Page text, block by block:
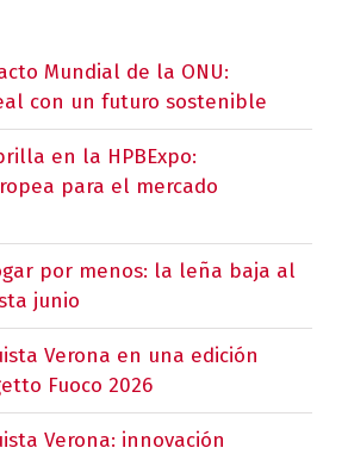
Mundial de la ONU:
con un futuro sostenible
en la HPBExpo:
para el mercado
por menos: la leña baja al
junio
Verona en una edición
Fuoco 2026
Verona: innovación